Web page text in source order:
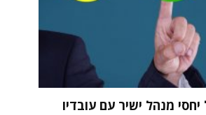
מנהל ישיר עם עובדיו